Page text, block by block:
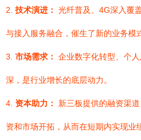
2. 技术演进： 光纤普及、4G深入覆
与接入服务融合，催生了新的业务模
3. 市场需求： 企业数字化转型、个
深，是行业增长的底层动力。
4. 资本助力： 新三板提供的融资渠
资和市场开拓，从而在短期内实现业